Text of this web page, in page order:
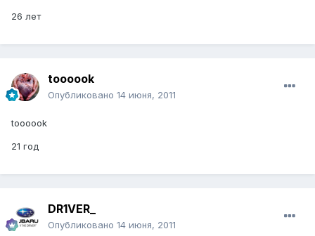
26 лет
toooook
Опубликовано 14 июня, 2011
toooook
21 год
DR1VER_
Опубликовано 14 июня, 2011